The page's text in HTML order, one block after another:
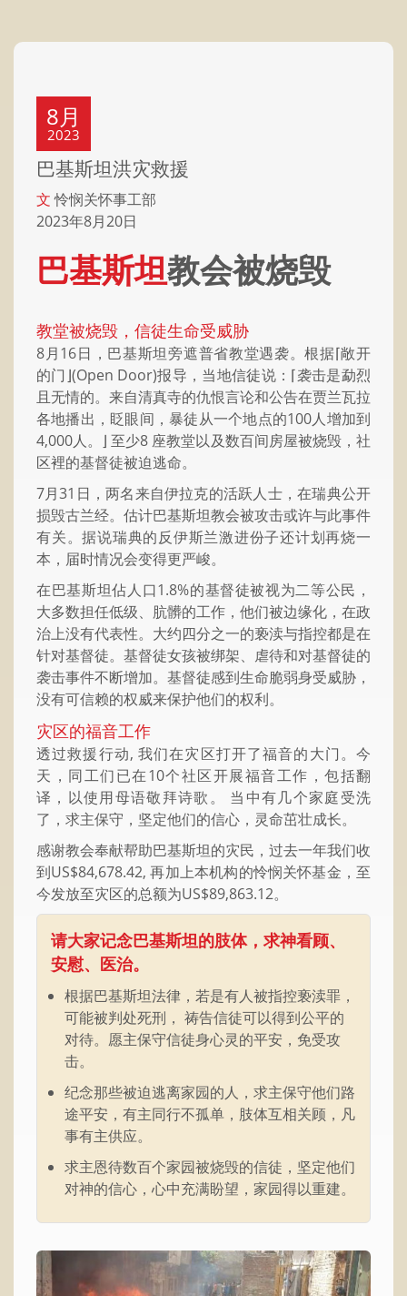
8月
2023
巴基斯坦洪灾救援
文怜悯关怀事工部
2023年8月20日
巴基斯坦教会被烧毁
教堂被烧毁，信徒生命受威胁
8月16日，巴基斯坦旁遮普省教堂遇袭。根据⌈敞开
的门⌋(Open Door)报导，当地信徒说：⌈袭击是勐烈
且无情的。来自清真寺的仇恨言论和公告在贾兰瓦拉
各地播出，眨眼间，暴徒从一个地点的100人增加到
4,000人。⌋ 至少8 座教堂以及数百间房屋被烧毁，社
区裡的基督徒被迫逃命。
7月31日，两名来自伊拉克的活跃人士，在瑞典公开
损毁古兰经。估计巴基斯坦教会被攻击或许与此事件
有关。据说瑞典的反伊斯兰激进份子还计划再烧一
本，届时情况会变得更严峻。
在巴基斯坦佔人口1.8%的基督徒被视为二等公民，
大多数担任低级、肮髒的工作，他们被边缘化，在政
治上没有代表性。大约四分之一的亵渎与指控都是在
针对基督徒。基督徒女孩被绑架、虐待和对基督徒的
袭击事件不断增加。基督徒感到生命脆弱身受威胁，
没有可信赖的权威来保护他们的权利。
灾区的福音工作
透过救援行动, 我们在灾区打开了福音的大门。今
天，同工们已在10个社区开展福音工作，包括翻
译，以使用母语敬拜诗歌。 当中有几个家庭受洗
了，求主保守，坚定他们的信心，灵命茁壮成长。
感谢教会奉献帮助巴基斯坦的灾民，过去一年我们收
到US$84,678.42, 再加上本机构的怜悯关怀基金，至
今发放至灾区的总额为US$89,863.12。
请大家记念巴基斯坦的肢体，求神看顾、
安慰、医治。
根据巴基斯坦法律，若是有人被指控亵渎罪，
可能被判处死刑， 祷告信徒可以得到公平的
对待。愿主保守信徒身心灵的平安，免受攻
击。
纪念那些被迫逃离家园的人，求主保守他们路
途平安，有主同行不孤单，肢体互相关顾，凡
事有主供应。
求主恩待数百个家园被烧毁的信徒，坚定他们
对神的信心，心中充满盼望，家园得以重建。